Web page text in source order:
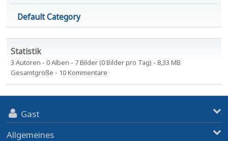
Default Category
Statistik
3 Autoren - 0 Alben - 7 Bilder (0 Bilder pro Tag) - 8,33 MB
Gesamtgröße - 10 Kommentare
Gast
Allgemeines